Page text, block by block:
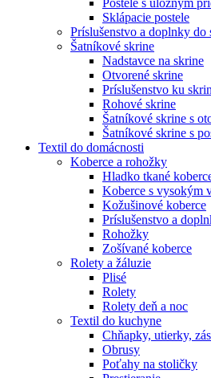
Sklápacie postele
Príslušenstvo a doplnky do
Šatníkové skrine
Nadstavce na skrine
Otvorené skrine
Príslušenstvo ku
Rohové skrine
Šatníkové skrine s
Šatníkové skrine s
Textil do domácnosti
Koberce a rohožky
Hladko tkané
Koberce s vysokým
Kožušinové koberce
Príslušenstvo a
Rohožky
Zošívané koberce
Rolety a žáluzie
Plisé
Rolety
Rolety deň a noc
Textil do kuchyne
Chňapky, utierky,
Obrusy
Poťahy na stoličky